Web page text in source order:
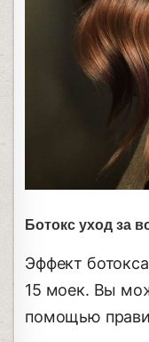
Ботокс уход за
Эффект
15 моек. Вы
помощью